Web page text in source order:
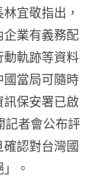
宜敬指出，
業有義務配
軌跡等資料
當局可隨時
保安署已啟
記者會公布評
認對台灣國
。